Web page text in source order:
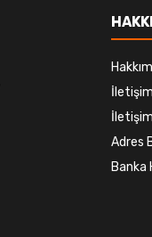
Adres
Banka